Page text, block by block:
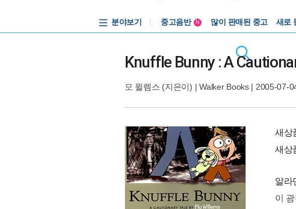
분야보기
중고음반
N 많이 판매된 중고 새로
Knuffle Bunny : A
모 윌렘스 (지은이) |Walker Books| 2005-07-
새상
새상
알라
이